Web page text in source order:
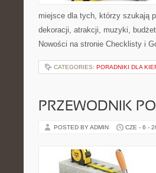
miejsce dla tych, którzy szukają
dekoracji, atrakcji, muzyki,
Nowości na stronie Checklisty i
CATEGORIES: PORADNIKI DLA
PRZEWODNIK
POSTED BY ADMIN CZE - 6 -